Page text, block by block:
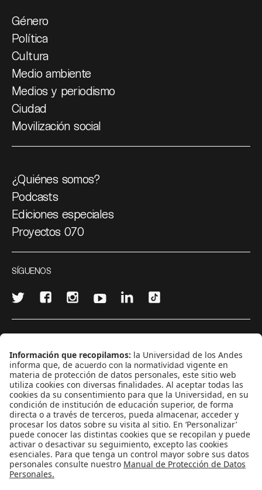
Género
Política
Cultura
Medio ambiente
Medios y periodismo
Ciudad
Movilización social
¿Quiénes somos?
Podcasts
Ediciones especiales
Proyectos 070
SÍGUENOS
CONTÁCTANOS
cerosetenta@uniandes.edu.co
BOGOTÁ, COLOMBIA
NEWSLETTER